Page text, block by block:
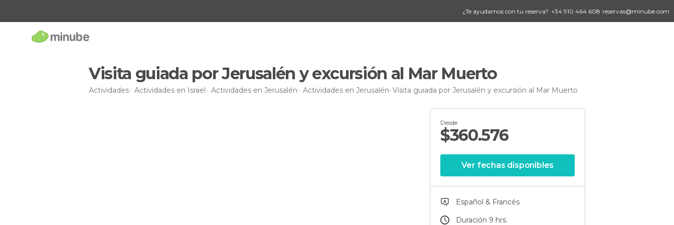
¿Te ayudamos con tu reserva? +34 910 464 608 reservas@minube.com
Visita guiada por Jerusalén y excursión al Mar Muerto
Actividades Actividades en Israel Actividades en Jerusalén Actividades en Jerusalén Visita guiada por Jerusalén y excursión al Mar Muerto
Desde
$360.576
Ver fechas disponibles
Español & Francés
Duración 9 hrs.